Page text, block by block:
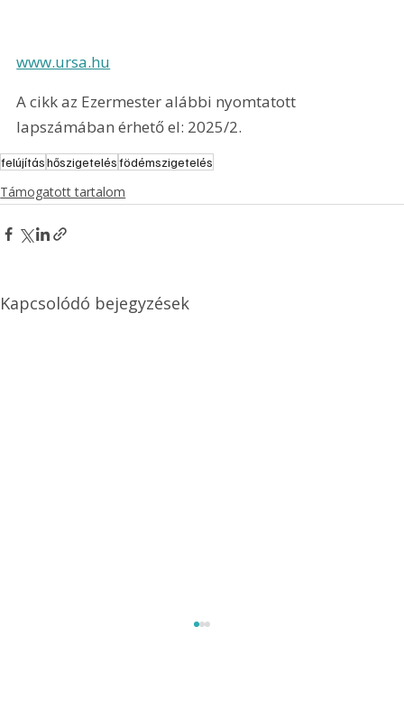
www.ursa.hu
A cikk az Ezermester alábbi nyomtatott
lapszámában érhető el: 2025/2.
felújításhőszigetelésfödémszigetelés
Támogatott tartalom
Kapcsolódó bejegyzések